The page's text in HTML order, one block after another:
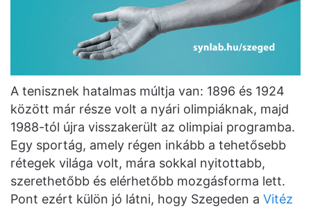
A tenisznek hatalmas múltja van: 1896 és 1924
között már része volt a nyári olimpiáknak, majd
1988-tól újra visszakerült az olimpiai programba.
Egy sportág, amely régen inkább a tehetősebb
rétegek világa volt, mára sokkal nyitottabb,
szerethetőbb és elérhetőbb mozgásforma lett.
Pont ezért külön jó látni, hogy Szegeden a Vitéz